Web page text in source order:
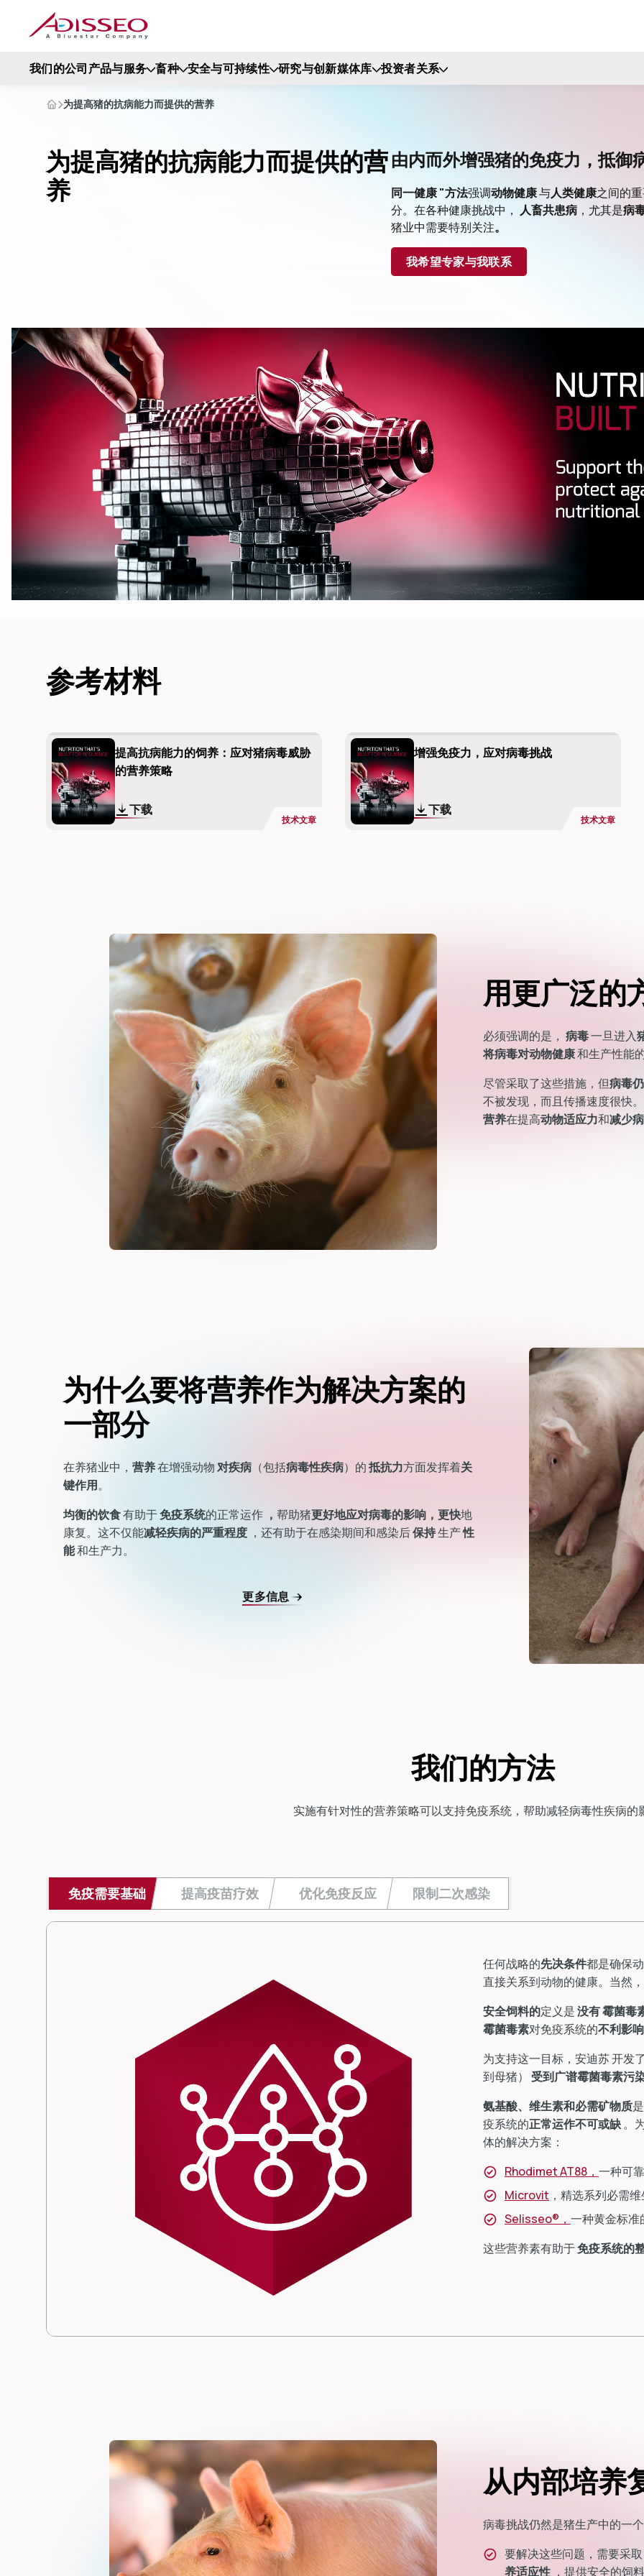
我们的公司产品与服务 畜种 安全与可持续性 研究与创新媒体库 投资者关系
为提高猪的抗病能力而提供的营养
为提高猪的抗病能力而提供的营
养
由内而外增强猪的免疫力，抵御
同一健康 "方法强调动物健康与人类健康之间的
分。在各种健康挑战中， 人畜共患病 ，尤其是病
猪业中需要特别关注。
我希望专家与我联系
参考材料
提高抗病能力的饲养：应对猪病毒威胁
的营养策略
下载
技术文章
增强免疫力，应对病毒挑战
下载
技术文章
用更广泛的
必须强调的是， 病毒一旦进入
将病毒对动物健康和生产性能
尽管采取了这些措施，但病毒
不被发现，而且传播速度很快
营养在提高动物适应力和减少
为什么要将营养作为解决方案的
一部分
在养猪业中， 营养在增强动物对疾病 （包括病毒性疾病）的抵抗力方面发挥着关
键作用。
均衡的饮食有助于免疫系统的正常运作 ， 帮助猪更好地应对病毒的影响，更快地
康复。这不仅能减轻疾病的严重程度 ，还有助于在感染期间和感染后保持生产性
能和生产力。
更多信息
我们的方法
实施有针对性的营养策略可以支持免疫系统，帮助减轻病毒性疾病的
免疫需要基础 提高疫苗疗效 优化免疫反应 限制二次感染
任何战略的先决条件都是确保
直接关系到动物的健康。当然
安全饲料的定义是没有霉菌毒
霉菌毒素对免疫系统的不利影响
为支持这一目标，安迪苏 开发
到母猪）
受到广谱霉菌毒素污
氨基酸、维生素和必需矿物质
疫系统的正常运作不可或缺。
体的解决方案：
Rhodimet AT88， 一种可
Microvit ，精选系列必需
Selisseo®， 一种黄金标准
这些营养素有助于免疫系统的
从内部培养
病毒挑战仍然是猪生产中的一
要解决这些问题，需要采取
养适应性 ，提供安全的饲